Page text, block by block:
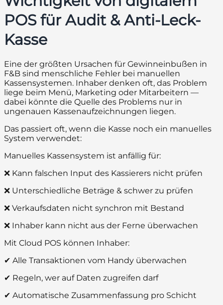
POS für Audit & Anti-Leck-
Kasse
Eine der größten Ursachen für Gewinneinbußen in
F&B sind menschliche Fehler bei manuellen
Kassensystemen. Inhaber denken oft, das Problem
liege beim Menü, Marketing oder Mitarbeitern —
dabei könnte die Quelle des Problems nur in
ungenauen Kassenaufzeichnungen liegen.
Das passiert oft, wenn die Kasse noch ein manuelles
System verwendet:
Manuelles Kassensystem ist anfällig für:
❌ Kann falschen Input des Kassierers nicht prüfen
❌ Unterschiedliche Beträge & schwer zu prüfen
❌ Verkaufsdaten nicht synchron mit Bestand
❌ Inhaber kann nicht aus der Ferne überwachen
Mit Cloud POS können Inhaber:
✔ Alle Transaktionen vom Handy überwachen
✔ Regeln, wer auf Daten zugreifen darf
✔ Automatische Zusammenfassung pro Schicht